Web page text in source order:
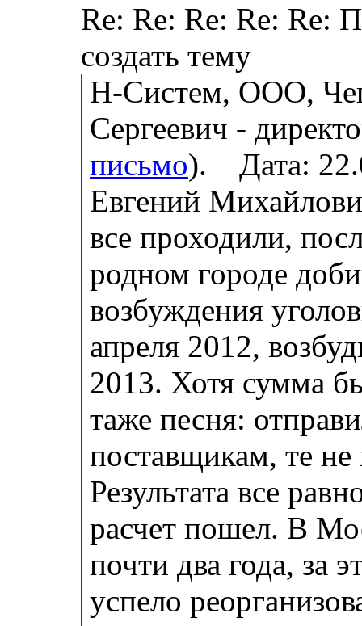
Re: Re: Re: Re: Re:
создать тему
Н-Систем, ООО,
Сергеевич -
письмо). Дата:
Евгений
все проходили,
родном городе
возбуждения
апреля 2012,
2013. Хотя сумма
таже песня:
поставщикам, те не
Результата все
расчет пошел. В
почти два года, за
успело